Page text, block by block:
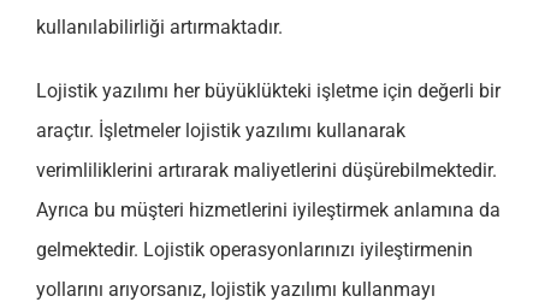
kullanılabilirliği artırmaktadır.
Lojistik yazılımı her büyüklükteki işletme için değerli bir
araçtır. İşletmeler lojistik yazılımı kullanarak
verimliliklerini artırarak maliyetlerini düşürebilmektedir.
Ayrıca bu müşteri hizmetlerini iyileştirmek anlamına da
gelmektedir. Lojistik operasyonlarınızı iyileştirmenin
yollarını arıyorsanız, lojistik yazılımı kullanmayı